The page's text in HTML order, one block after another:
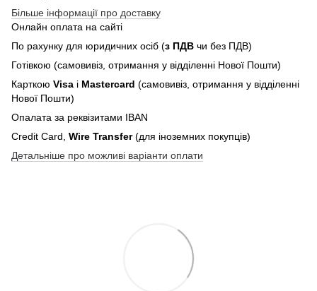
Більше інформації про доставку
Онлайн оплата на сайті
По рахунку для юридичних осіб (з ПДВ чи без ПДВ)
Готівкою (самовивіз, отримання у відділенні Нової Пошти)
Карткою Visa і Mastercard (самовивіз, отримання у відділенні
Нової Пошти)
Опалата за реквізитами IBAN
Credit Card, Wire Transfer(для іноземних покупців)
Детальніше про можливі варіанти оплати